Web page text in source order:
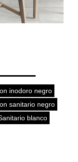
inodoro negro
sanitario negro
blanco